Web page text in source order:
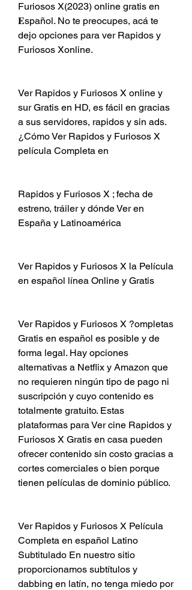
Furiosos X(2023) online gratis en
𝐄spañol. No te preocupes, acá te
dejo opciones para ver Rapidos y
Furiosos Xonline.
Ver Rapidos y Furiosos X online y
sur Gratis en HD, es fácil en gracias
a sus servidores, rapidos y sin ads.
¿Cómo Ver Rapidos y Furiosos X
película Completa en
Rapidos y Furiosos X ; fecha de
estreno, tráiler y dónde Ver en
España y Latinoamérica
Ver Rapidos y Furiosos X la Película
en español línea Online y Gratis
Ver Rapidos y Furiosos X ?ompletas
Gratis en español es posible y de
forma legal. Hay opciones
alternativas a Netflix y Amazon que
no requieren ningún tipo de pago ni
suscripción y cuyo contenido es
totalmente gratuito. Estas
plataformas para Ver cine Rapidos y
Furiosos X Gratis en casa pueden
ofrecer contenido sin costo gracias a
cortes comerciales o bien porque
tienen películas de dominio público.
Ver Rapidos y Furiosos X Película
Completa en español Latino
Subtitulado En nuestro sitio
proporcionamos subtítulos y
dabbing en latín, no tenga miedo por